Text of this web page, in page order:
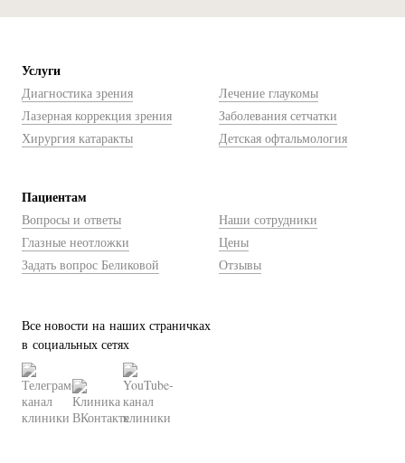
Услуги
Диагностика зрения
Лазерная коррекция зрения
Хирургия катаракты
Лечение глаукомы
Заболевания сетчатки
Детская офтальмология
Пациентам
Вопросы и ответы
Глазные неотложки
Задать вопрос Беликовой
Наши сотрудники
Цены
Отзывы
Все новости на наших страничках
в социальных сетях